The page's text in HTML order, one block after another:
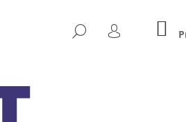
HLEDAT